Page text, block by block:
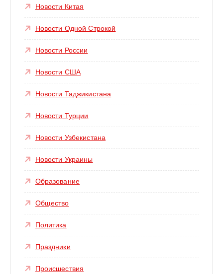
Новости Китая
Новости Одной Строкой
Новости России
Новости США
Новости Таджикистана
Новости Турции
Новости Узбекистана
Новости Украины
Образование
Общество
Политика
Праздники
Происшествия